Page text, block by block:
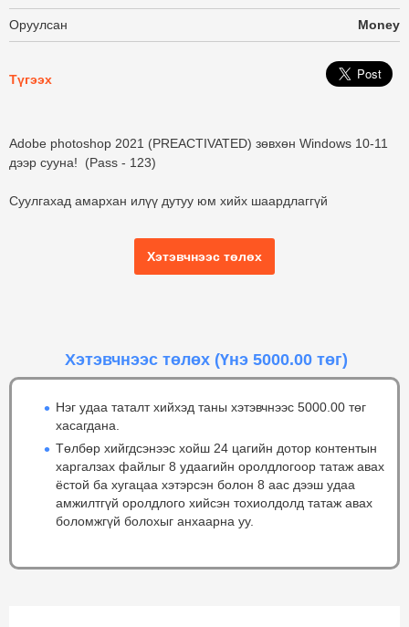
Оруулсан Money
Түгээх
Adobe photoshop 2021 (PREACTIVATED) зөвхөн Windows 10-11
дээр сууна! (Pass - 123)
Суулгахад амархан илүү дутуу юм хийх шаардлаггүй
Хэтэвчнээс төлөх
Хэтэвчнээс төлөх (Үнэ 5000.00 төг)
Нэг удаа таталт хийхэд таны хэтэвчнээс 5000.00 төг
хасагдана.
Төлбөр хийгдсэнээс хойш 24 цагийн дотор контентын
харгалзах файлыг 8 удаагийн оролдлогоор татаж авах
ёстой ба хугацаа хэтэрсэн болон 8 аас дээш удаа
амжилтгүй оролдлого хийсэн тохиолдолд татаж авах
боломжгүй болохыг анхаарна уу.